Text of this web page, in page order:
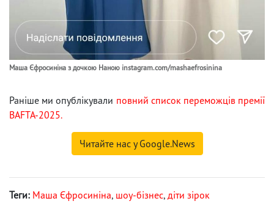
Маша Єфросиніна з дочкою Наною instagram.com/mashaefrosinina
Раніше ми опублікували повний список переможців премії
BAFTA-2025.
Читайте нас у Google.News
Теги: Маша Єфросиніна, шоу-бізнес, діти зірок